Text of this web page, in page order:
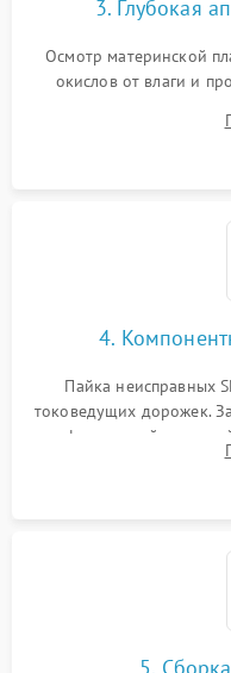
3. Глубокая
Осмотр материнской
окислов от влаги и
дежурных
4.
Пайка неисправных
токоведущих дорожек.
инфракрасной
BIOS или